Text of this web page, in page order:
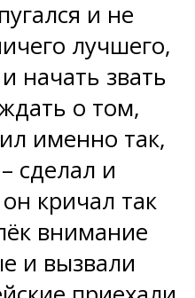
и не
лучшего,
начать звать
о том,
именно так,
сделал и
кричал так
внимание
и вызвали